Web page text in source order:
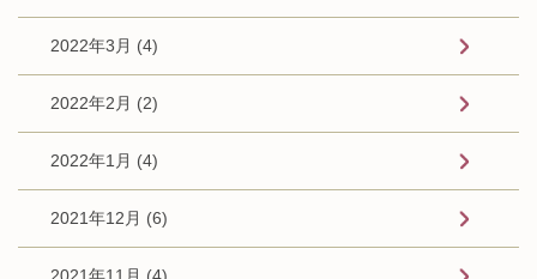
2022年3月 (4)
2022年2月 (2)
2022年1月 (4)
2021年12月 (6)